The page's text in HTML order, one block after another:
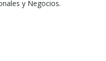
y Negocios.